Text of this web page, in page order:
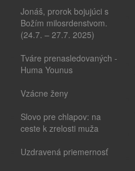
Jonáš, prorok bojujúci s
Božím milosrdenstvom.
(24.7. – 27.7. 2025)
Tváre prenasledovaných -
Huma Younus
Vzácne ženy
Slovo pre chlapov: na
ceste k zrelosti muža
Uzdravená priemernosť